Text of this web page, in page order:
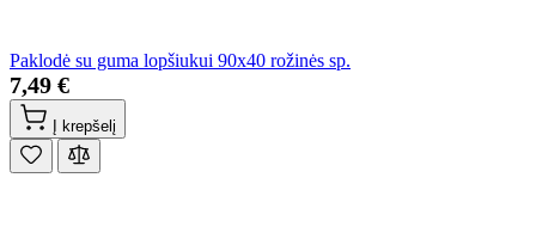
Paklodė su guma lopšiukui 90x40 rožinės sp.
7,49 €
Į krepšelį